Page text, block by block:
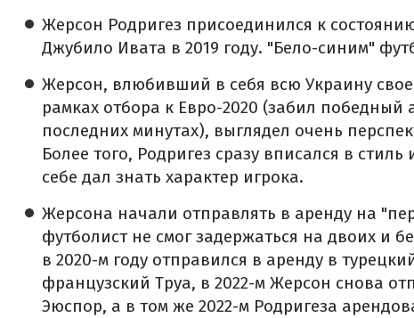
Жерсон Родригез присоединился к
Джубило Ивата в 2019 году. "Бело-синим"
Жерсон, влюбивший в себя всю Украину
рамках отбора к Евро-2020 (забил
последних минутах), выглядел очень
Более того, Родригез сразу вписался в
себе дал знать характер игрока.
Жерсона начали отправлять в аренду на
футболист не смог задержаться на двоих и
в 2020-м году отправился в аренду в
французский Труа, в 2022-м Жерсон снова
Эюспор, а в том же 2022-м Родригеза